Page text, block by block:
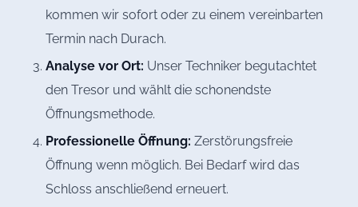
kommen wir sofort oder zu einem vereinbarten
Termin nach Durach.
Analyse vor Ort: Unser Techniker begutachtet
den Tresor und wählt die schonendste
Öffnungsmethode.
Professionelle Öffnung: Zerstörungsfreie
Öffnung wenn möglich. Bei Bedarf wird das
Schloss anschließend erneuert.